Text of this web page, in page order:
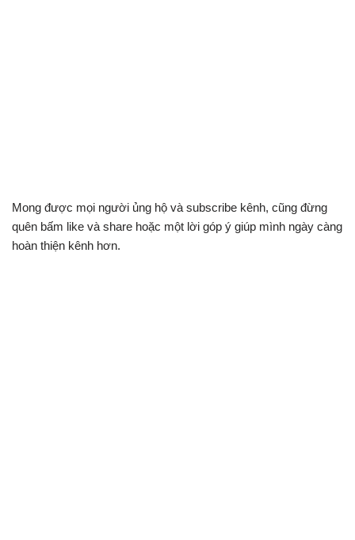
Mong được mọi người ủng hộ và subscribe kênh, cũng đừng
quên bấm like và share hoặc một lời góp ý giúp mình ngày càng
hoàn thiện kênh hơn.